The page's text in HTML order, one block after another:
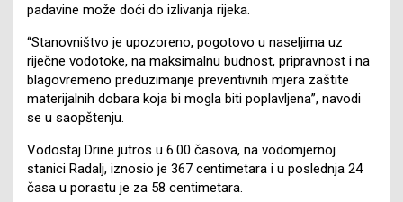
padavine može doći do izlivanja rijeka.
“Stanovništvo je upozoreno, pogotovo u naseljima uz
riječne vodotoke, na maksimalnu budnost, pripravnost i na
blagovremeno preduzimanje preventivnih mjera zaštite
materijalnih dobara koja bi mogla biti poplavljena”, navodi
se u saopštenju.
Vodostaj Drine jutros u 6.00 časova, na vodomjernoj
stanici Radalj, iznosio je 367 centimetara i u poslednja 24
časa u porastu je za 58 centimetara.